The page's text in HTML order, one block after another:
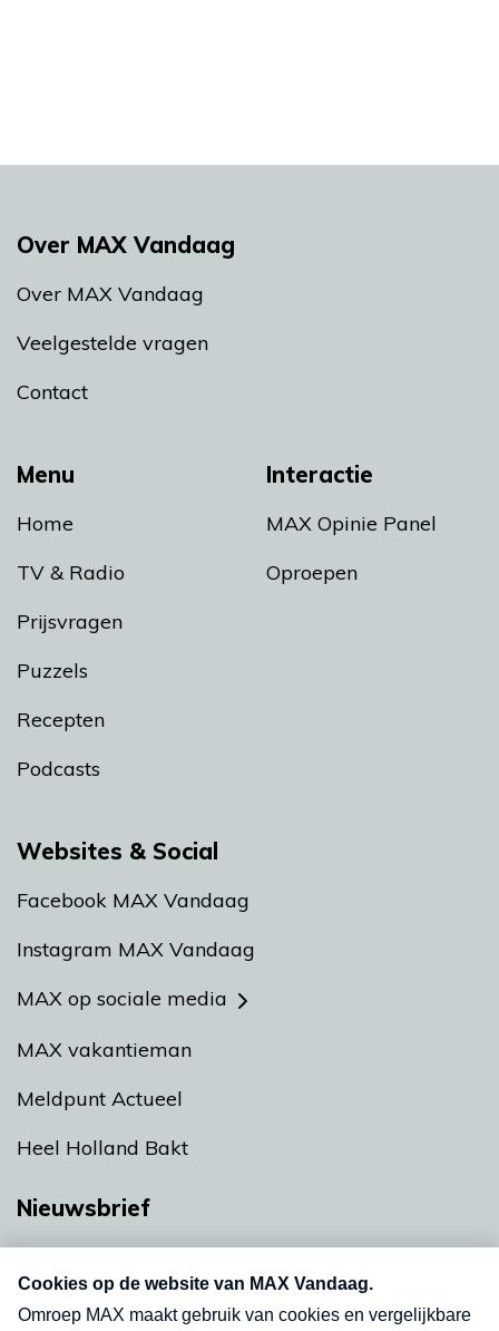
Menu
Home
TV & Radio
Prijsvragen
Puzzels
Recepten
Podcasts
Interactie
MAX Opinie Panel
Oproepen
Over MAX Vandaag
Over MAX Vandaag
Veelgestelde vragen
Contact
Websites & Social
Facebook MAX Vandaag
Instagram MAX Vandaag
MAX op sociale media
MAX vakantieman
Meldpunt Actueel
Heel Holland Bakt
Nieuwsbrief
nieuwsbrief. Elke vrijdag- en dinsdagochtend in
uw mailbox.